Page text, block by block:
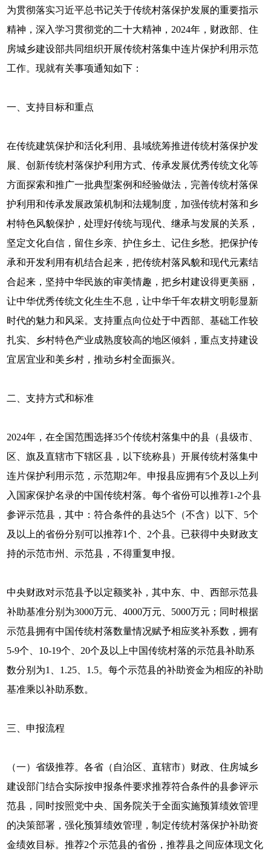
为贯彻落实习近平总书记关于传统村落保护发展的重要指示
精神，深入学习贯彻党的二十大精神，2024年，财政部、住
房城乡建设部共同组织开展传统村落集中连片保护利用示范
工作。现就有关事项通知如下：
一、支持目标和重点
在传统建筑保护和活化利用、县域统筹推进传统村落保护发
展、创新传统村落保护利用方式、传承发展优秀传统文化等
方面探索和推广一批典型案例和经验做法，完善传统村落保
护利用和传承发展政策机制和法规制度，加强传统村落和乡
村特色风貌保护，处理好传统与现代、继承与发展的关系，
坚定文化自信，留住乡亲、护住乡土、记住乡愁。把保护传
承和开发利用有机结合起来，把传统村落风貌和现代元素结
合起来，坚持中华民族的审美情趣，把乡村建设得更美丽，
让中华优秀传统文化生生不息，让中华千年农耕文明彰显新
时代的魅力和风采。支持重点向位处于中西部、基础工作较
扎实、乡村特色产业成熟度较高的地区倾斜，重点支持建设
宜居宜业和美乡村，推动乡村全面振兴。
二、支持方式和标准
2024年，在全国范围选择35个传统村落集中的县（县级市、
区、旗及直辖市下辖区县，以下统称县）开展传统村落集中
连片保护利用示范，示范期2年。申报县应拥有5个及以上列
入国家保护名录的中国传统村落。每个省份可以推荐1-2个县
参评示范县，其中：符合条件的县达5个（不含）以下、5个
及以上的省份分别可以推荐1个、2个县。已获得中央财政支
持的示范市州、示范县，不得重复申报。
中央财政对示范县予以定额奖补，其中东、中、西部示范县
补助基准分别为3000万元、4000万元、5000万元；同时根据
示范县拥有中国传统村落数量情况赋予相应奖补系数，拥有
5-9个、10-19个、20个及以上中国传统村落的示范县补助系
数分别为1、1.25、1.5。每个示范县的补助资金为相应的补助
基准乘以补助系数。
三、申报流程
（一）省级推荐。各省（自治区、直辖市）财政、住房城乡
建设部门结合实际按申报条件要求推荐符合条件的县参评示
范县，同时按照党中央、国务院关于全面实施预算绩效管理
的决策部署，强化预算绩效管理，制定传统村落保护补助资
金绩效目标。推荐2个示范县的省份，推荐县之间应体现文化